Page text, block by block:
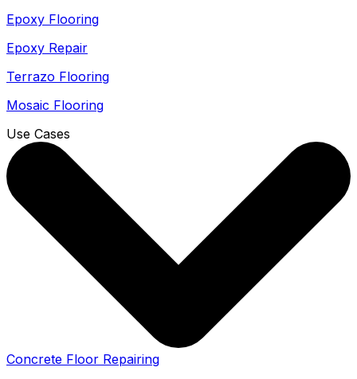
Epoxy Flooring
Epoxy Repair
Terrazo Flooring
Mosaic Flooring
Use Cases
Concrete Floor Repairing